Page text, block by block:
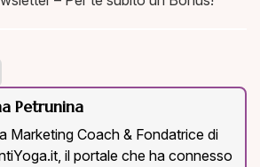
Petrunina
Marketing Coach & Fondatrice di
il portale che ha connesso